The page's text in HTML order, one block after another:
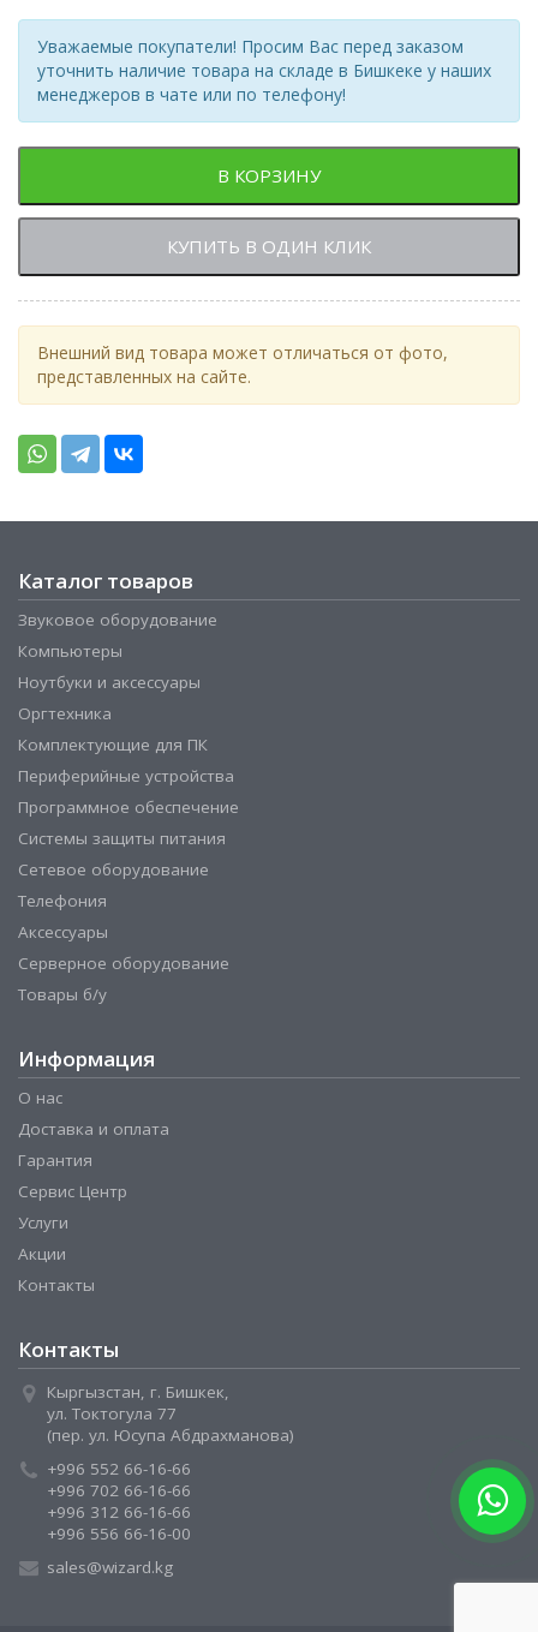
Уважаемые покупатели! Просим Вас перед заказом
уточнить наличие товара на складе в Бишкеке у наших
менеджеров в чате или по телефону!
В КОРЗИНУ
КУПИТЬ В ОДИН КЛИК
Внешний вид товара может отличаться от фото,
представленных на сайте.
Каталог товаров
Звуковое оборудование
Компьютеры
Ноутбуки и аксессуары
Оргтехника
Комплектующие для ПК
Периферийные устройства
Программное обеспечение
Системы защиты питания
Сетевое оборудование
Телефония
Аксессуары
Серверное оборудование
Товары б/у
Информация
О нас
Доставка и оплата
Гарантия
Сервис Центр
Услуги
Акции
Контакты
Контакты
Кыргызстан, г. Бишкек,
ул. Токтогула 77
(пер. ул. Юсупа Абдрахманова)
+996 552 66-16-66
+996 702 66-16-66
+996 312 66-16-66
+996 556 66-16-00
sales@wizard.kg